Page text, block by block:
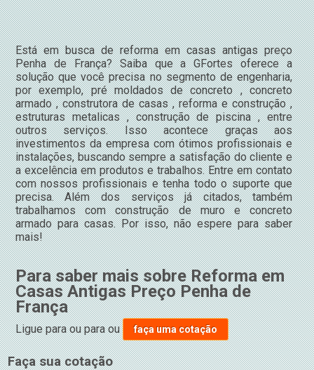
Está em busca de reforma em casas antigas preço
Penha de França? Saiba que a GFortes oferece a
solução que você precisa no segmento de engenharia,
por exemplo, pré moldados de concreto , concreto
armado , construtora de casas , reforma e construção ,
estruturas metalicas , construção de piscina , entre
outros serviços. Isso acontece graças aos
investimentos da empresa com ótimos profissionais e
instalações, buscando sempre a satisfação do cliente e
a excelência em produtos e trabalhos. Entre em contato
com nossos profissionais e tenha todo o suporte que
precisa. Além dos serviços já citados, também
trabalhamos com construção de muro e concreto
armado para casas. Por isso, não espere para saber
mais!
Para saber mais sobre Reforma em
Casas Antigas Preço Penha de
França
Ligue paraou paraou faça uma cotação
Faça sua cotação